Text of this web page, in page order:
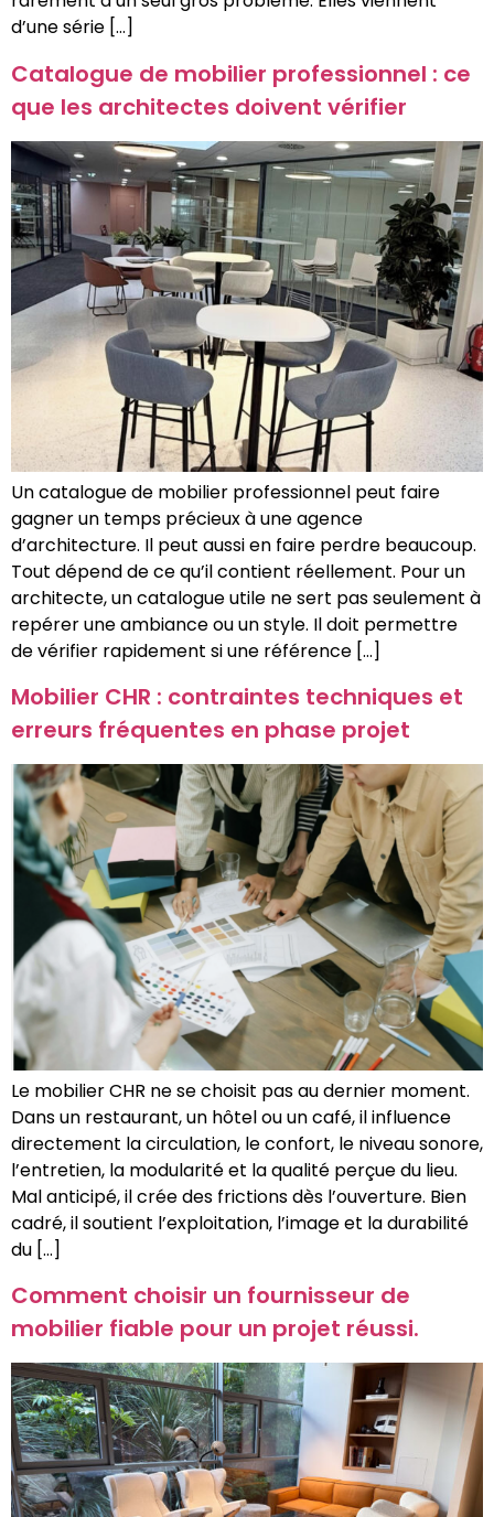
d’une série […]
Catalogue de mobilier professionnel : ce
que les architectes doivent vérifier
Un catalogue de mobilier professionnel peut faire
gagner un temps précieux à une agence
d’architecture. Il peut aussi en faire perdre beaucoup.
Tout dépend de ce qu’il contient réellement. Pour un
architecte, un catalogue utile ne sert pas seulement à
repérer une ambiance ou un style. Il doit permettre
de vérifier rapidement si une référence […]
Mobilier CHR : contraintes techniques et
erreurs fréquentes en phase projet
Le mobilier CHR ne se choisit pas au dernier moment.
Dans un restaurant, un hôtel ou un café, il influence
directement la circulation, le confort, le niveau sonore,
l’entretien, la modularité et la qualité perçue du lieu.
Mal anticipé, il crée des frictions dès l’ouverture. Bien
cadré, il soutient l’exploitation, l’image et la durabilité
du […]
Comment choisir un fournisseur de
mobilier fiable pour un projet réussi.